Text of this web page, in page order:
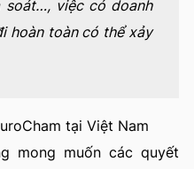
soát…, việc có doanh
hoàn toàn có thể xảy
tại Việt Nam
mong muốn các quyết